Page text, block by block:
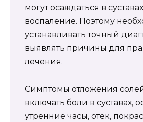
могут осаждаться в
воспаление. Поэтому
устанавливать точный
выявлять причины для
лечения.
Симптомы отложения
включать боли в суставах,
утренние часы, отёк,